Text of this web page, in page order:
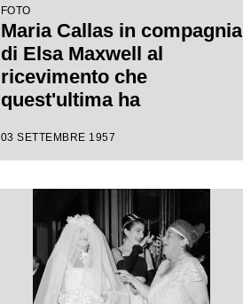
FOTO
Maria Callas in compagnia
di Elsa Maxwell al
ricevimento che
quest'ultima ha
03 SETTEMBRE 1957